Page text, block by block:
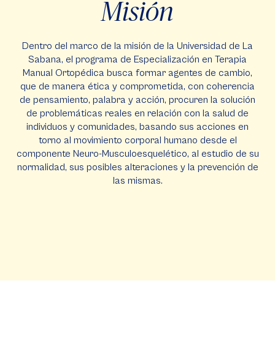
Misión
Dentro del marco de la misión de la Universidad de La
Sabana, el programa de Especialización en Terapia
Manual Ortopédica busca formar agentes de cambio,
que de manera ética y comprometida, con coherencia
de pensamiento, palabra y acción, procuren la solución
de problemáticas reales en relación con la salud de
individuos y comunidades, basando sus acciones en
torno al movimiento corporal humano desde el
componente Neuro-Musculoesquelético, al estudio de su
normalidad, sus posibles alteraciones y la prevención de
las mismas.